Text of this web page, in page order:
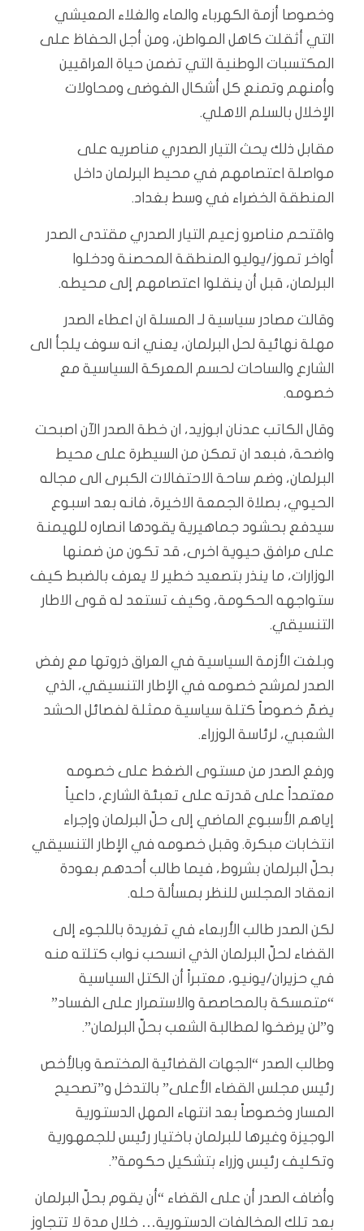
وخصوصا أزمة الكهرباء والماء والغلاء المعيشي
التي أثقلت كاهل المواطن، ومن أجل الحفاظ على
المكتسبات الوطنية التي تضمن حياة العراقيين
وأمنهم وتمنع كل أشكال الفوضى ومحاولات
الإخلال بالسلم الاهلي.
مقابل ذلك يحث التيار الصدري مناصريه على
مواصلة اعتصامهم في محيط البرلمان داخل
المنطقة الخضراء في وسط بغداد.
واقتحم مناصرو زعيم التيار الصدري مقتدى الصدر
أواخر تموز/يوليو المنطقة المحصنة ودخلوا
البرلمان، قبل أن ينقلوا اعتصامهم إلى محيطه.
وقالت مصادر سياسية لـ المسلة ان اعطاء الصدر
مهلة نهائية لحل البرلمان، يعني انه سوف يلجأ الى
الشارع والساحات لحسم المعركة السياسية مع
خصومه.
وقال الكاتب عدنان ابوزيد، ان خطة الصدر الآن اصبحت
واضحة، فبعد ان تمكن من السيطرة على محيط
البرلمان، وضم ساحة الاحتفالات الكبرى الى مجاله
الحيوي، بصلاة الجمعة الاخيرة، فانه بعد اسبوع
سيدفع بحشود جماهيرية يقودها انصاره للهيمنة
على مرافق حيوية اخرى، قد تكون من ضمنها
الوزارات، ما ينذر بتصعيد خطير لا يعرف بالضبط كيف
ستواجهه الحكومة، وكيف تستعد له قوى الاطار
التنسيقي.
وبلغت الأزمة السياسية في العراق ذروتها مع رفض
الصدر لمرشح خصومه في الإطار التنسيقي، الذي
يضمّ خصوصاً كتلة سياسية ممثلة لفصائل الحشد
الشعبي، لرئاسة الوزراء.
ورفع الصدر من مستوى الضغط على خصومه
معتمداً على قدرته على تعبئة الشارع، داعياً
إياهم الأسبوع الماضي إلى حلّ البرلمان وإجراء
انتخابات مبكرة. وقبل خصومه في الإطار التنسيقي
بحلّ البرلمان بشروط، فيما طالب أحدهم بعودة
انعقاد المجلس للنظر بمسألة حله.
لكن الصدر طالب الأربعاء في تغريدة باللجوء إلى
القضاء لحلّ البرلمان الذي انسحب نواب كتلته منه
في حزيران/يونيو، معتبراً أن الكتل السياسية
“متمسكة بالمحاصصة والاستمرار على الفساد”
و”لن يرضخوا لمطالبة الشعب بحلّ البرلمان”.
وطالب الصدر “الجهات القضائية المختصة وبالأخص
رئيس مجلس القضاء الأعلى” بالتدخل و”تصحيح
المسار وخصوصاً بعد انتهاء المهل الدستورية
الوجيزة وغيرها للبرلمان باختيار رئيس للجمهورية
وتكليف رئيس وزراء بتشكيل حكومة”.
وأضاف الصدر أن على القضاء “أن يقوم بحلّ البرلمان
بعد تلك المخالفات الدستورية… خلال مدة لا تتجاوز